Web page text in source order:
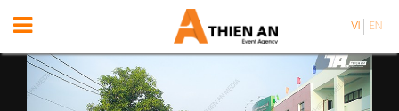
VI EN